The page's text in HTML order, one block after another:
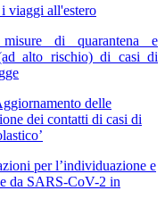
viaggi all'estero
di quarantena e
alto rischio) di casi di
delle
dei contatti di casi di
per l’individuazione e
da SARS-CoV-2 in